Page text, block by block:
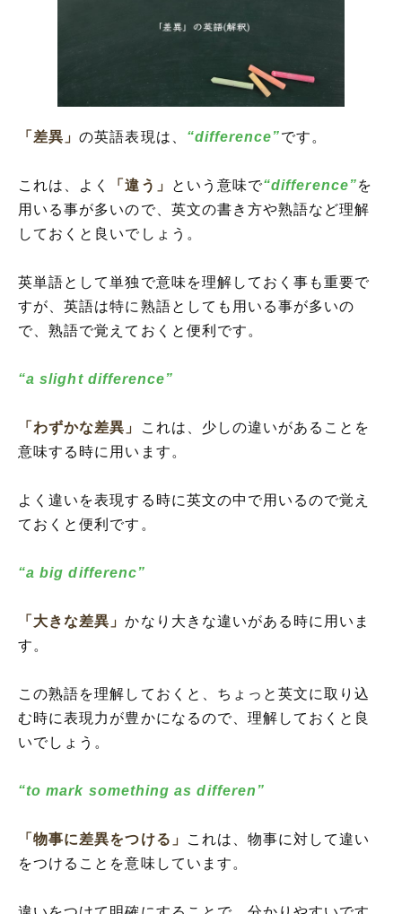
「差異」の英語表現は、 “difference”です。
これは、よく 「違う」 という意味で“difference”を
用いる事が多いので、英文の書き方や熟語など理解
しておくと良いでしょう。
英単語として単独で意味を理解しておく事も重要で
すが、英語は特に熟語としても用いる事が多いの
で、熟語で覚えておくと便利です。
“a slight difference”
「わずかな差異」
これは、少しの違いがあることを
意味する時に用います。
よく違いを表現する時に英文の中で用いるので覚え
ておくと便利です。
“a big differenc”
「大きな差異」かなり大きな違いがある時に用いま
す。
この熟語を理解しておくと、ちょっと英文に取り込
む時に表現力が豊かになるので、理解しておくと良
いでしょう。
“to mark something as differen”
「物事に差異をつける」
これは、物事に対して違い
をつけることを意味しています。